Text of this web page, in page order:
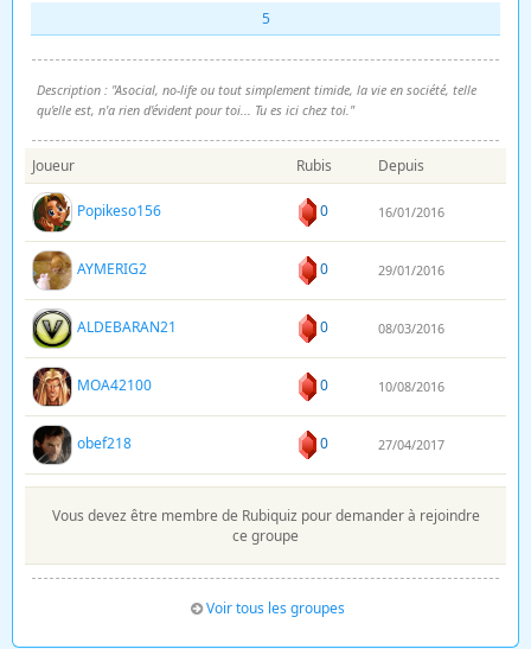
5
Description : "Asocial, no-life ou tout simplement timide, la vie en société, telle
qu'elle est, n'a rien d'évident pour toi... Tu es ici chez toi."
Joueur Rubis Depuis
Popikeso156 0 16/01/2016
AYMERIG2 0 29/01/2016
ALDEBARAN21 0 08/03/2016
MOA42100 0 10/08/2016
obef218 0 27/04/2017
Vous devez être membre de Rubiquiz pour demander à rejoindre
ce groupe
Voir tous les groupes